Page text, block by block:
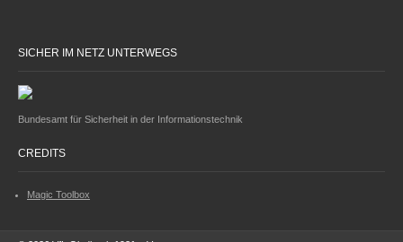
SICHER IM NETZ UNTERWEGS
Bundesamt für Sicherheit in der Informationstechnik
CREDITS
Magic Toolbox